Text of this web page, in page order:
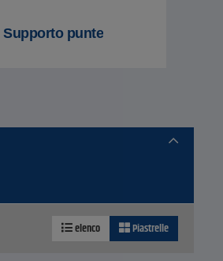
Supporto punte
elenco Piastrelle